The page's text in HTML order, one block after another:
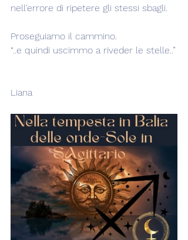
nell'errore di ripetere gli stessi sbagli.
Proseguiamo il cammino.
“..e quindi uscimmo a riveder le stelle..”
Liana